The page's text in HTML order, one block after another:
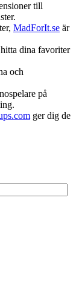
till
MadForIt.se är
dina favoriter
och
på
ger dig de